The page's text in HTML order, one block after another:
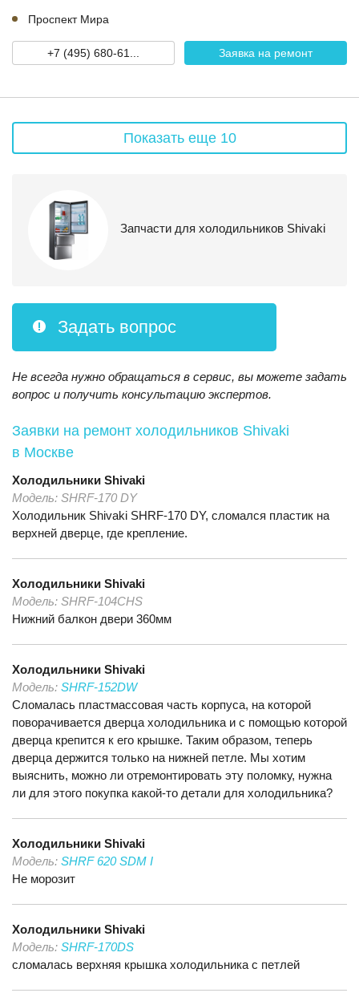
Проспект Мира
+7 (495) 680-61... Заявка на ремонт
Показать еще 10
Запчасти для холодильников Shivaki
Задать вопрос
Не всегда нужно обращаться в сервис, вы можете задать
вопрос и получить консультацию экспертов.
Заявки на ремонт холодильников Shivaki
в Москве
Холодильники Shivaki
Модель: SHRF-170 DY
Холодильник Shivaki SHRF-170 DY, сломался пластик на
верхней дверце, где крепление.
Холодильники Shivaki
Модель: SHRF-104CHS
Нижний балкон двери 360мм
Холодильники Shivaki
Модель: SHRF-152DW
Сломалась пластмассовая часть корпуса, на которой
поворачивается дверца холодильника и с помощью которой
дверца крепится к его крышке. Таким образом, теперь
дверца держится только на нижней петле. Мы хотим
выяснить, можно ли отремонтировать эту поломку, нужна
ли для этого покупка какой-то детали для холодильника?
Холодильники Shivaki
Модель: SHRF 620 SDM I
Не морозит
Холодильники Shivaki
Модель: SHRF-170DS
сломалась верхняя крышка холодильника с петлей